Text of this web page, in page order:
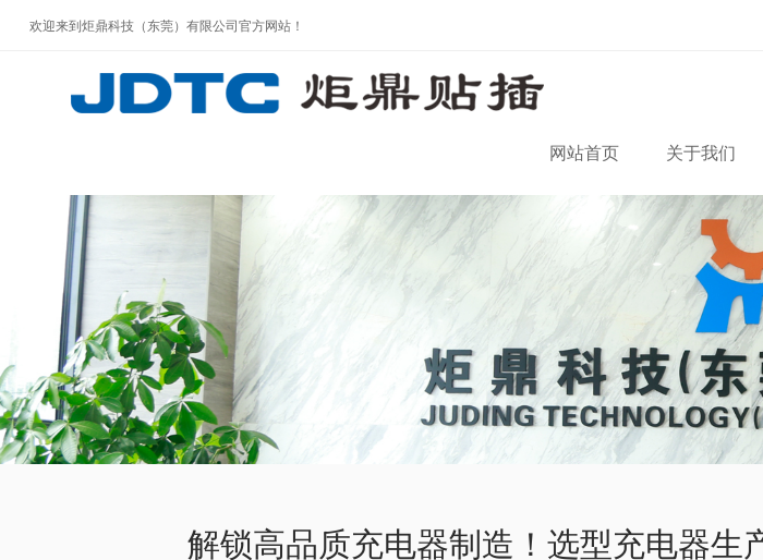
欢迎来到炬鼎科技（东莞）有限公司官方网站！
网站首页 关于我们
解锁高品质充电器制造！选型充电器生